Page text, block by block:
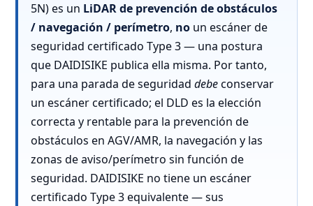
5N) es un LiDAR de prevención de obstáculos
/ navegación / perímetro, no un escáner de
seguridad certificado Type 3 — una postura
que DAIDISIKE publica ella misma. Por tanto,
para una parada de seguridad debeconservar
un escáner certificado; el DLD es la elección
correcta y rentable para la prevención de
obstáculos en AGV/AMR, la navegación y las
zonas de aviso/perímetro sin función de
seguridad. DAIDISIKE no tiene un escáner
certificado Type 3 equivalente — sus